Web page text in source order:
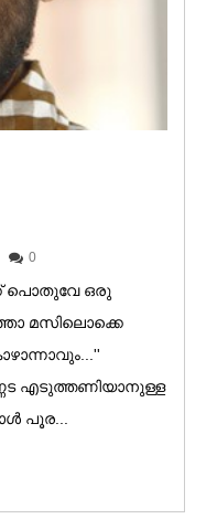
0
പൊതുവേ ഒരു
മസിലൊക്കെ
എടുത്തണിയാനുള്ള
പൂര...